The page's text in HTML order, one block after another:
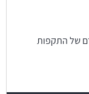
של התקפות